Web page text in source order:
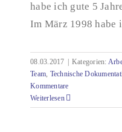
habe ich gute 5
Im März 1998 habe
08.03.2017 Kategorien:
Team, Technische
Kommentare
Weiterlesen